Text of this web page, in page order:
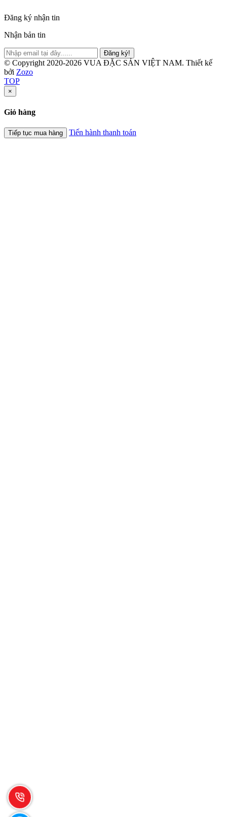
Đăng ký nhận tin
Nhận bản tin
Đăng ký!
© Copyright 2020-2026 VUA ĐẶC SẢN VIỆT NAM. Thiết kế
bởi Zozo
TOP
×
Giỏ hàng
Tiếp tục mua hàng Tiến hành thanh toán